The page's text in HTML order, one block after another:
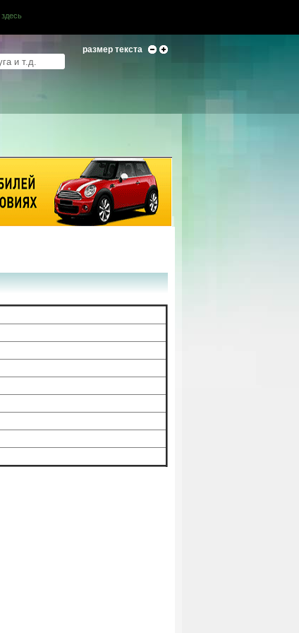
здесь
размер текста